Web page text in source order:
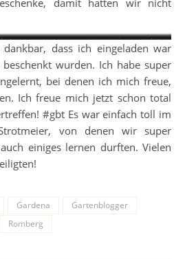
damit hatten wir nicht
Die Produktvielfalt von
Romberg auf einem Blick.
Dennis von gartenganznah
beim Tomaten Veredeln.
Eine von 120 Tomatensorten in
Hannas Garten in Füchtorf.
dass ich eingeladen war
wurden. Ich habe super
bei denen ich mich freue,
Ich freue mich jetzt schon total
#gbt Es war einfach toll im
von denen wir super
einiges lernen durften. Vielen
Gardena
Gartenblogger
Romberg